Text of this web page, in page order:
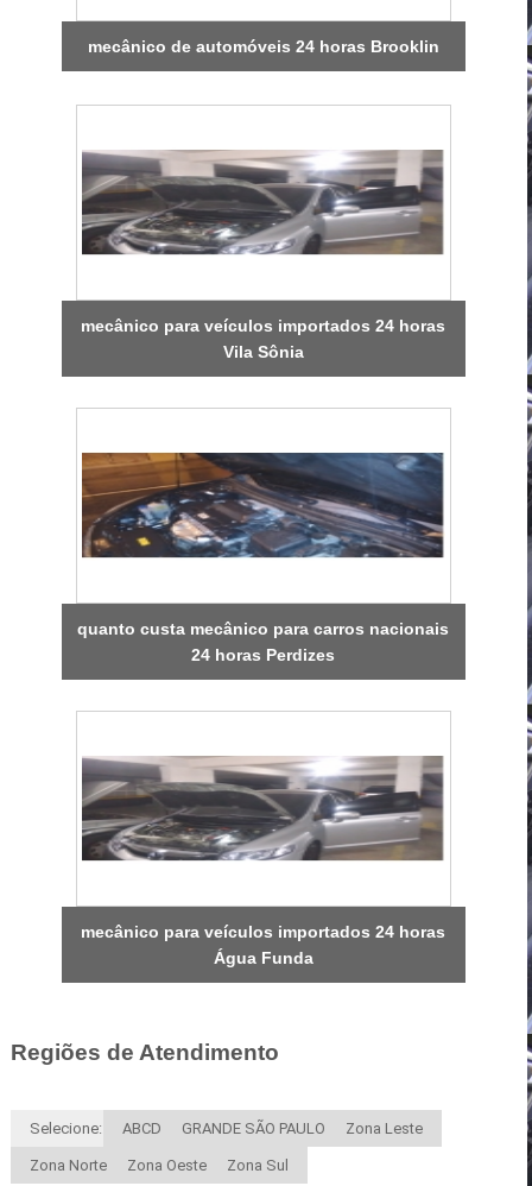
mecânico de automóveis 24 horas Brooklin
mecânico para veículos importados 24 horas
Vila Sônia
quanto custa mecânico para carros nacionais
24 horas Perdizes
mecânico para veículos importados 24 horas
Água Funda
Regiões de Atendimento
Selecione: ABCD GRANDE SÃO PAULO Zona Leste
Zona Norte Zona Oeste Zona Sul